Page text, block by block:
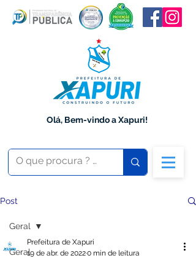
Olá, Bem-vindo a Xapuri!
Post
Geral
Geral
Prefeitura de Xapuri
19 de abr. de 20220 min de leitura